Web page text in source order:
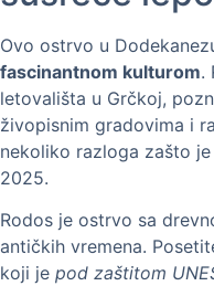
Ovo ostrvo u
fascinantnom kulturom.
letovališta u Grčkoj,
živopisnim gradovima i
nekoliko razloga zašto
2025.
Rodos je ostrvo sa
antičkih vremena.
koji je pod zaštitom